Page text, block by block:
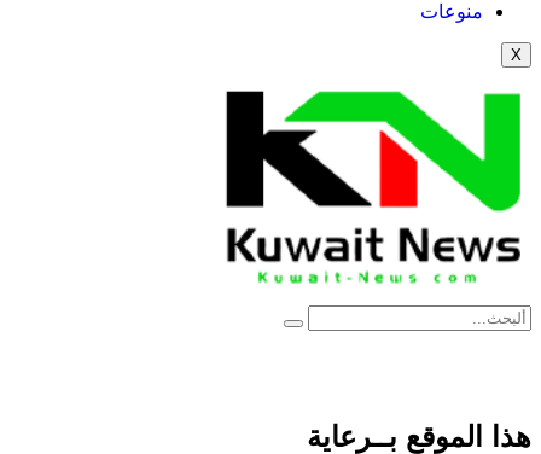
منوعات
X
News Elementor
هذا الموقع بــرعاية